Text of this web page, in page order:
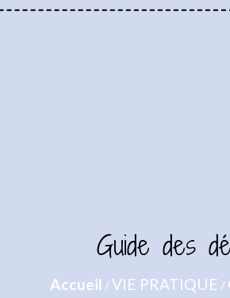
Guide des
Accueil /VIE PRATIQUE /